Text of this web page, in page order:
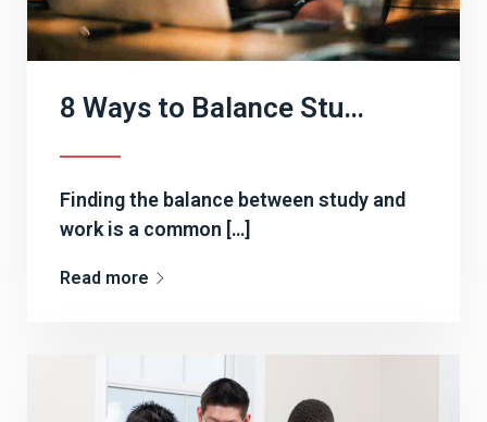
8 Ways to Balance Study and Work 平衡學習和工作的 8 種方法
Finding the balance between study and
work is a common […]
Read more